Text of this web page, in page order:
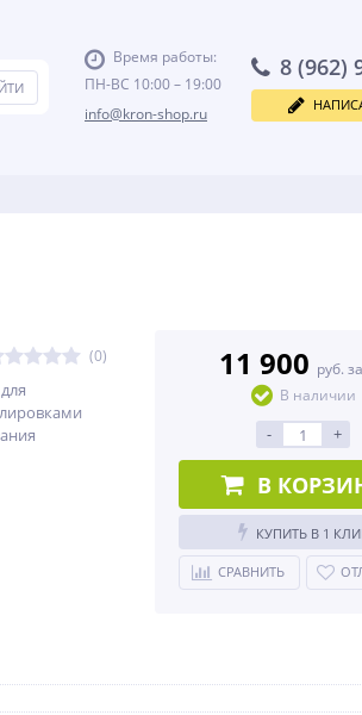
Время работы:
ПН-ВС 10:00 – 19:00
info@kron-shop.ru
8 (962)
(0) 11 900 руб.
В наличии
- +
В
КУПИТЬ В 1
СРАВНИТЬ